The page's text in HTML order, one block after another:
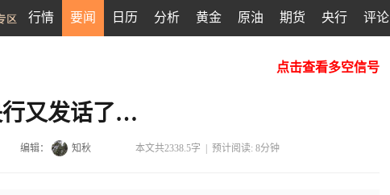
行情 要闻 日历 分析 黄金 原油 期货 央行 评论
点击查看多空信号
行又发话了…
编辑： 知秋 本文共2338.5字 |预计阅读: 8分钟